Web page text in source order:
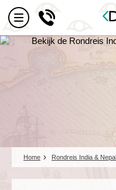
Home Rondreis India & Nepal